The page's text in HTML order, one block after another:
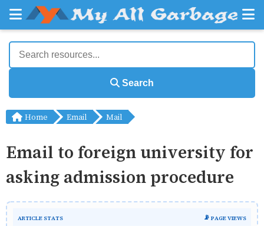
Search
Home Email Mail
Email to foreign university for
asking admission procedure
ARTICLE STATS 📡 PAGE VIEWS